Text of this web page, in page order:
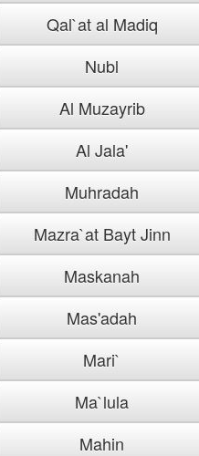
Qal`at al Madiq
Nubl
Al Muzayrib
Al Jala'
Muhradah
Mazra`at Bayt Jinn
Maskanah
Mas'adah
Mari`
Ma`lula
Mahin